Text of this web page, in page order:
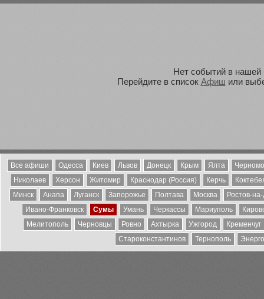
Нет событий в нашей
Перейдите в список Афиш или
Все афиши Одесса Киев Львов Донецк Крым Ялта
Николаев
Херсон Житомир Краснодар (Россия) Керчь
Минск
Анапа Луганск Запорожье Полтава Москва
Ростов-
Ивано-Франковск
Сумы Умань Черкассы Мариуполь
Мелитополь
Черновцы Ровно Ахтырка Ужгород
Кременчуг
Староконстантинов
Тернополь